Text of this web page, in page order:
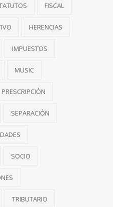
FISCAL
HERENCIAS
IMPUESTOS
MUSIC
PRESCRIPCIÓN
SEPARACIÓN
SOCIO
TRIBUTARIO